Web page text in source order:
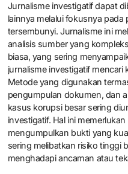
Jurnalisme investigatif dapat
lainnya melalui fokusnya
tersembunyi. Jurnalisme ini
analisis sumber yang
biasa, yang sering
jurnalisme investigatif mencari
Metode yang digunakan
pengumpulan dokumen, dan
kasus korupsi besar sering
investigatif. Hal ini
mengumpulkan bukti yang
sering melibatkan risiko tinggi
menghadapi ancaman atau